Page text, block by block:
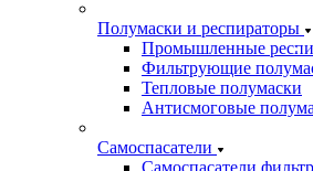
Полумаски и респираторы
Промышленные
Фильтрующие
Тепловые полумаски
Антисмоговые
Самоспасатели
Самоспасатели